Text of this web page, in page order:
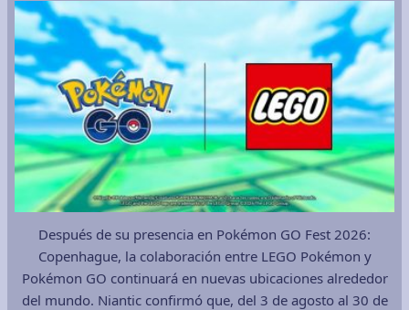
Después de su presencia en Pokémon GO Fest 2026:
Copenhague, la colaboración entre LEGO Pokémon y
Pokémon GO continuará en nuevas ubicaciones alrededor
del mundo. Niantic confirmó que, del 3 de agosto al 30 de